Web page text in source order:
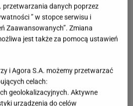
przetwarzania danych poprzez
” w stopce serwisu i
Zaawansowanych”. Zmiana
jest także za pomocą ustawień
i Agora S.A. możemy przetwarzać
celach:
geolokalizacyjnych. Aktywne
urządzenia do celów